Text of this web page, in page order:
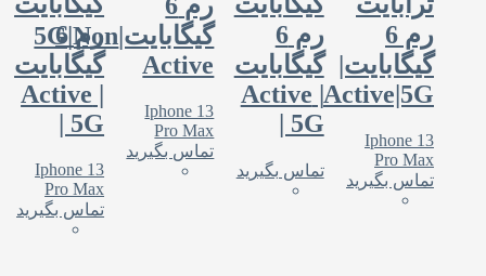
رم 6
گیگابایت|
Active|5G
Iphone 13
Pro Max
تماس بگیرید
رم 6
گیگابایت
| Active
| 5G
تماس بگیرید
گیگابایت|5G|Non
Active
Iphone 13
Pro Max
تماس بگیرید
رم 6
گیگابایت
| Active
| 5G
Iphone 13
Pro Max
تماس بگیرید